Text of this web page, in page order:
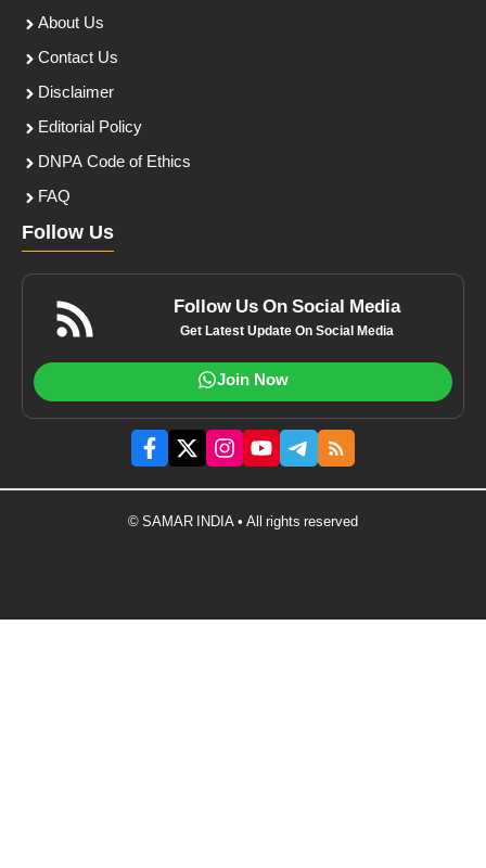
About Us
Contact Us
Disclaimer
Editorial Policy
DNPA Code of Ethics
FAQ
Follow Us
Follow Us On Social Media
Get Latest Update On Social Media
Join Now
© SAMAR INDIA • All rights reserved